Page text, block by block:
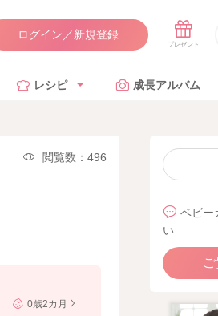
ログイン／新規登録
レシピ 成長アルバム
閲覧数：496
0歳2カ月
ベビー
い